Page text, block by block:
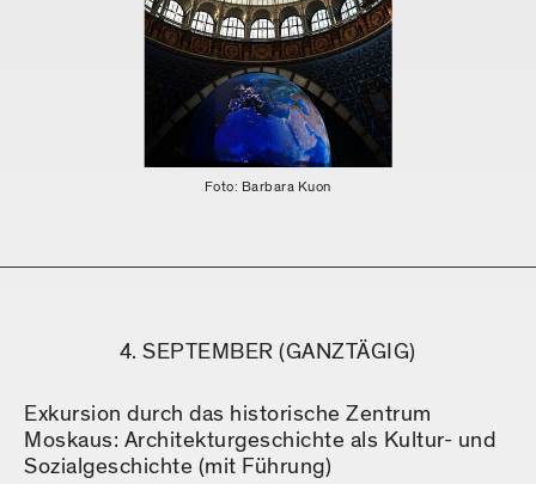
Foto: Barbara Kuon
4. SEPTEMBER (GANZTÄGIG)
Exkursion durch das historische Zentrum
Moskaus: Architekturgeschichte als Kultur- und
Sozialgeschichte (mit Führung)